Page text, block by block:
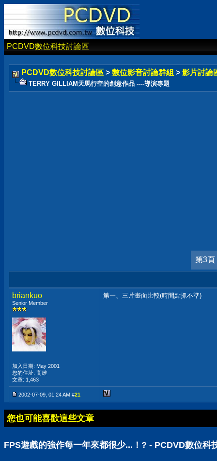
PCDVD數位科技討論區
PCDVD數位科技討論區 > 數位影音討論群組 > 影片討論
TERRY GILLIAM天馬行空的創意作品 ----導演專題
第3頁
briankuo
Senior Member
加入日期: May 2001
您的住址: 高雄
文章: 1,463
第一、三片畫面比較(時間點抓不準)
2002-07-09, 01:24 AM #21
您也可能喜歡這些文章
FPS遊戲的強作每一年來都很少...！? - PCDVD數位科